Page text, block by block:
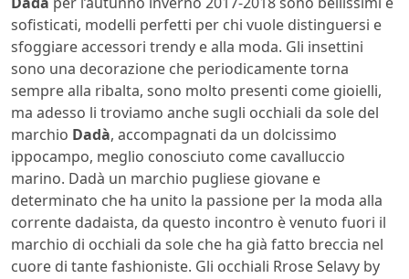
sofisticati, modelli perfetti per chi vuole distinguersi e
sfoggiare accessori trendy e alla moda. Gli insettini
sono una decorazione che periodicamente torna
sempre alla ribalta, sono molto presenti come gioielli,
ma adesso li troviamo anche sugli occhiali da sole del
marchio Dadà, accompagnati da un dolcissimo
ippocampo, meglio conosciuto come cavalluccio
marino. Dadà un marchio pugliese giovane e
determinato che ha unito la passione per la moda alla
corrente dadaista, da questo incontro è venuto fuori il
marchio di occhiali da sole che ha già fatto breccia nel
cuore di tante fashioniste. Gli occhiali Rrose Selavy by